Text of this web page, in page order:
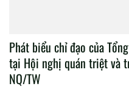
Phát biểu chỉ đạo của
tại Hội nghị quán triệt và
NQ/TW